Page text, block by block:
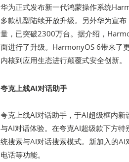
华为正式发布新一代鸿蒙操作系统
多款机型陆续开放升级。另外华为宣
量，已突破2300万台。据介绍，
面进行了升级。HarmonyOS 6带来了
内核到应用生态进行颠覆式安全创新。
夸克上线AI对话助手
夸克上线AI对话助手，于AI超级框内
与AI对话体验。在夸克AI超级款下方特
统搜索与AI对话搜索模式。新加入的
电话等功能。